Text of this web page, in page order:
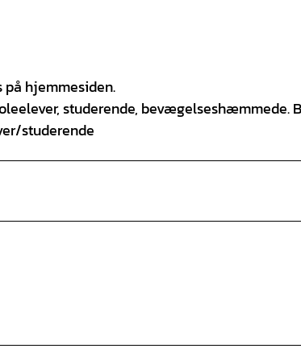
hjemmesiden.
studerende, bevægelseshæmmede.
studerende